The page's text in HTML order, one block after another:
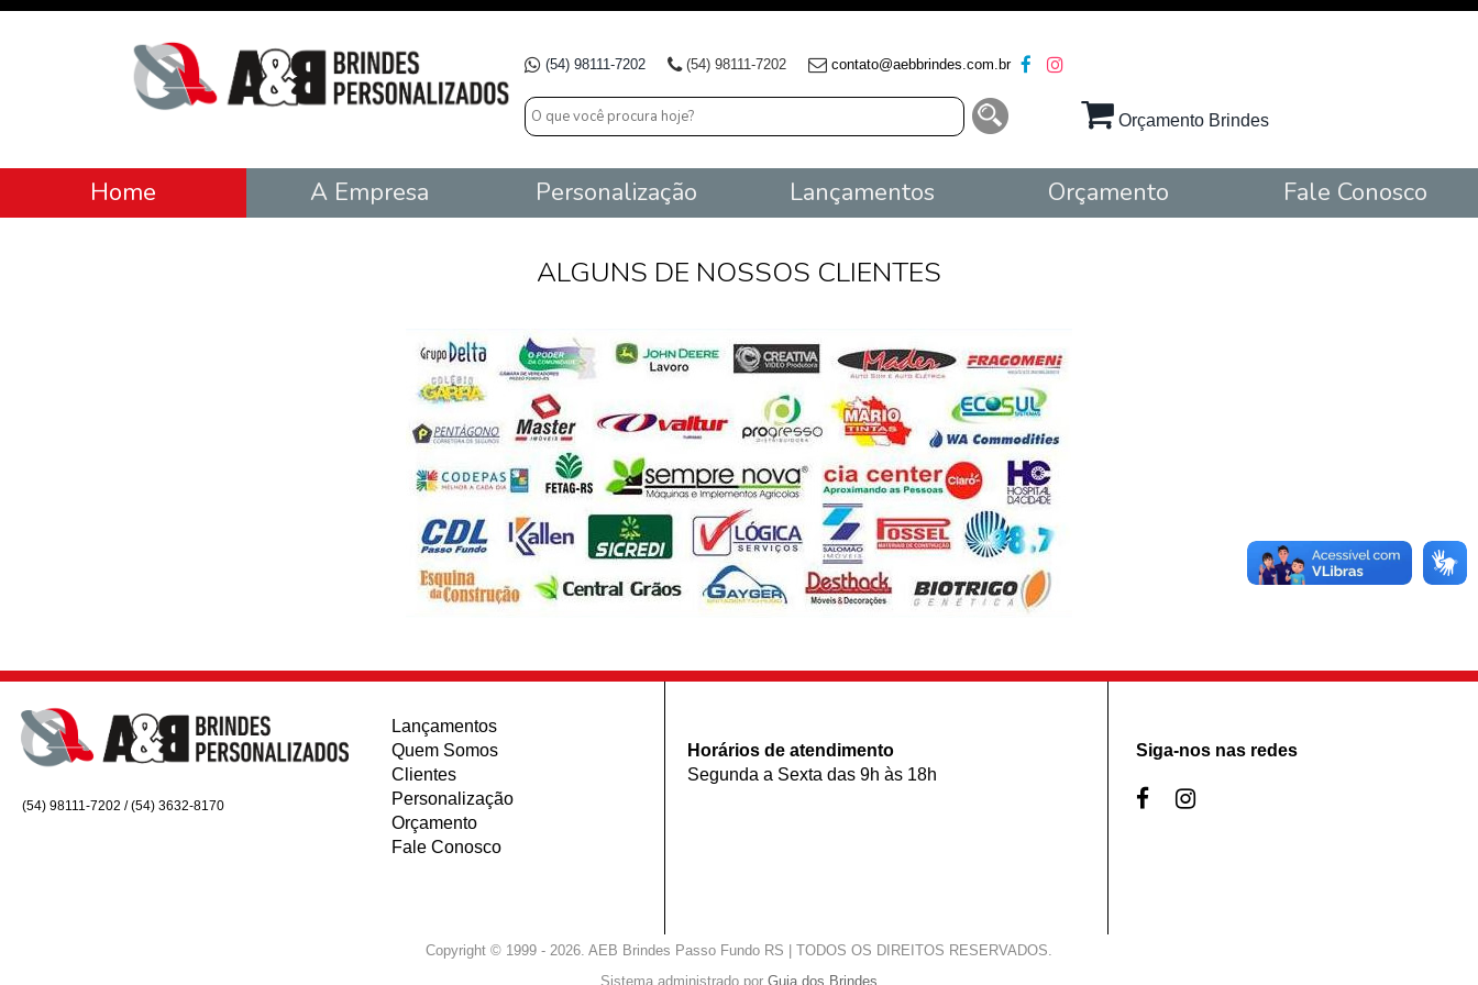
(54) 98111-7202 (54) 98111-7202 contato@aebbrindes.com.br
Orçamento Brindes
Home A Empresa Personalização Lançamentos Orçamento Fale Conosco
ALGUNS DE NOSSOS CLIENTES
(54) 98111-7202 / (54) 3632-8170
Lançamentos
Quem Somos
Clientes
Personalização
Orçamento
Fale Conosco
Horários de atendimento
Segunda a Sexta das 9h às 18h
Siga-nos nas redes
Copyright © 1999 - 2026. AEB Brindes Passo Fundo RS | TODOS OS DIREITOS RESERVADOS.
Sistema administrado por Guia dos Brindes